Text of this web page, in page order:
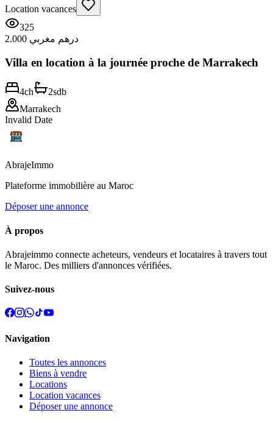
Location vacances
325
2.000 درهم مغربي
Villa en location à la journée proche de Marrakech
4ch 2sdb
Marrakech
Invalid Date
AbrajeImmo
Plateforme immobilière au Maroc
Déposer une annonce
À propos
Abrajeimmo connecte acheteurs, vendeurs et locataires à travers tout
le Maroc. Des milliers d'annonces vérifiées.
Suivez-nous
Navigation
Toutes les annonces
Biens à vendre
Locations
Location vacances
Déposer une annonce